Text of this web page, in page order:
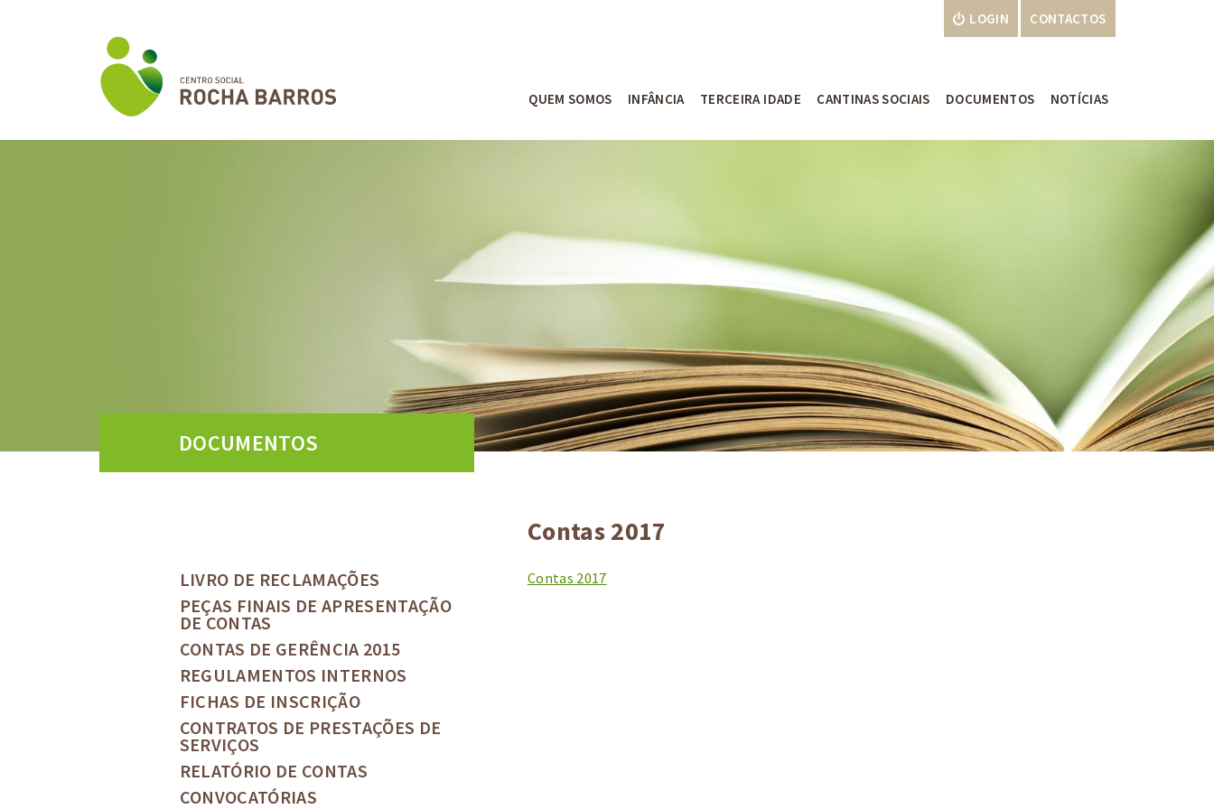
QUEM SOMOS INFÂNCIA TERCEIRA IDADE CANTINAS SOCIAIS DOCUMENTOS NOTÍCIAS
LOGIN CONTACTOS
DOCUMENTOS
LIVRO DE RECLAMAÇÕES
PEÇAS FINAIS DE APRESENTAÇÃO
DE CONTAS
CONTAS DE GERÊNCIA 2015
REGULAMENTOS INTERNOS
FICHAS DE INSCRIÇÃO
CONTRATOS DE PRESTAÇÕES DE
SERVIÇOS
RELATÓRIO DE CONTAS
CONVOCATÓRIAS
Contas 2017
Contas 2017